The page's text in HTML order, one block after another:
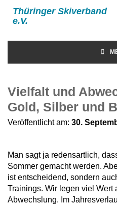
Thüringer Skiverband
e.V.
Vielfalt und
Gold, Silber und
Veröffentlicht am: 30.
Man sagt ja redensartlich,
Sommer gemacht werden.
ist entscheidend, sondern
Trainings. Wir legen viel Wert
Abwechslung. Im